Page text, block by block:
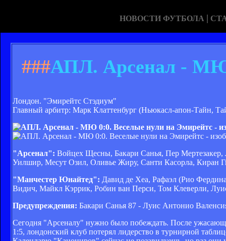
НОВОСТИ ФУТБОЛА |
###АПЛ. Арсенал - МЮ
Лондон. "Эмирейтс Стэдиум"
Главный арбитр: Марк Клаттенбург (Ньюкасл-апон-Тайн,
"Арсенал": Войцех Щесны, Бакари Санья, Пер
Уилшир, Месут Озил, Оливье Жиру, Санти Касорла, Киран
"Манчестер Юнайтед": Давид де Хеа, Рафаэл (Рио
Видич, Майкл Кэррик, Робин ван Перси, Том Клеверли,
Предупреждения: Бакари Санья 87 - Луис Антонио
Сегодня "Арсеналу" нужно было побеждать. После
1:5, лондонский клуб потерял лидерство в турнирной